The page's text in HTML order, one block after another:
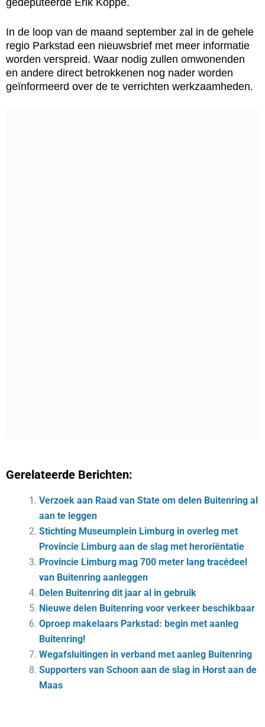
gedeputeerde Erik Koppe.
In de loop van de maand september zal in de gehele
regio Parkstad een nieuwsbrief met meer informatie
worden verspreid. Waar nodig zullen omwonenden
en andere direct betrokkenen nog nader worden
geïnformeerd over de te verrichten werkzaamheden.
Gerelateerde Berichten:
Verzoek aan Raad van State om delen Buitenring al
aan te leggen
Stichting Museumplein Limburg in overleg met
Provincie Limburg aan de slag met heroriëntatie
Provincie Limburg mag 700 meter lang tracédeel
van Buitenring aanleggen
Delen Buitenring dit jaar al in gebruik
Nieuwe delen Buitenring voor verkeer beschikbaar
Oproep makelaars Parkstad: begin met aanleg
Buitenring!
Wegafsluitingen in verband met aanleg Buitenring
Supporters van Schoon aan de slag in Horst aan de
Maas